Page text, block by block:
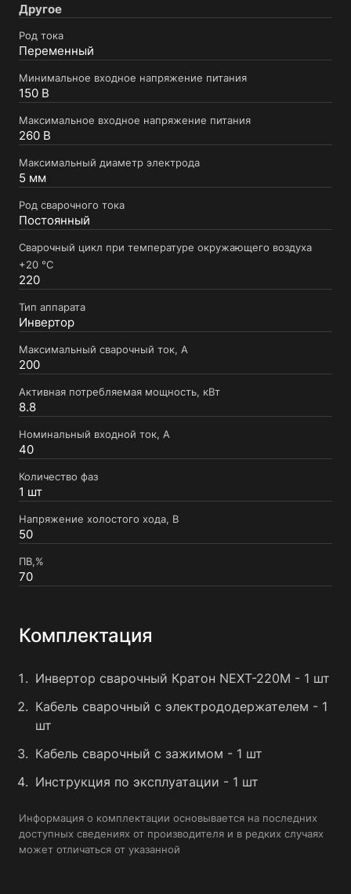
Другое
Род тока
Переменный
Минимальное входное напряжение питания
150 В
Максимальное входное напряжение питания
260 В
Максимальный диаметр электрода
5 мм
Род сварочного тока
Постоянный
Сварочный цикл при температуре окружающего воздуха
+20 °С
220
Тип аппарата
Инвертор
Максимальный сварочный ток, А
200
Активная потребляемая мощность, кВт
8.8
Номинальный входной ток, А
40
Количество фаз
1 шт
Напряжение холостого хода, В
50
ПВ,%
70
Комплектация
Инвертор сварочный Кратон NEXT-220М - 1 шт
Кабель сварочный с электрододержателем - 1
шт
Кабель сварочный с зажимом - 1 шт
Инструкция по эксплуатации - 1 шт
Информация о комплектации основывается на последних
доступных сведениях от производителя и в редких случаях
может отличаться от указанной